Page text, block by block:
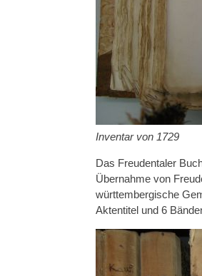
Inventar von 1729
Das Freudentaler
Übernahme von
württembergische
Aktentitel und 6